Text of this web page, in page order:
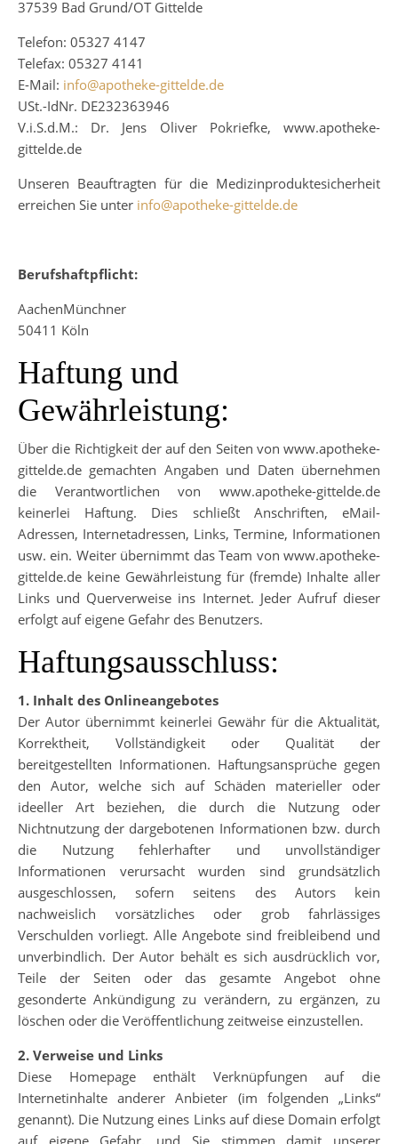
37539 Bad Grund/OT Gittelde
Telefon: 05327 4147
Telefax: 05327 4141
E-Mail: info@apotheke-gittelde.de
USt.-IdNr. DE232363946
V.i.S.d.M.: Dr. Jens Oliver Pokriefke, www.apotheke-
gittelde.de
Unseren Beauftragten für die Medizinproduktesicherheit
erreichen Sie unter info@apotheke-gittelde.de
Berufshaftpflicht:
AachenMünchner
50411 Köln
Haftung und
Gewährleistung:
Über die Richtigkeit der auf den Seiten von www.apotheke-
gittelde.de gemachten Angaben und Daten übernehmen
die Verantwortlichen von www.apotheke-gittelde.de
keinerlei Haftung. Dies schließt Anschriften, eMail-
Adressen, Internetadressen, Links, Termine, Informationen
usw. ein. Weiter übernimmt das Team von www.apotheke-
gittelde.de keine Gewährleistung für (fremde) Inhalte aller
Links und Querverweise ins Internet. Jeder Aufruf dieser
erfolgt auf eigene Gefahr des Benutzers.
Haftungsausschluss:
1. Inhalt des Onlineangebotes
Der Autor übernimmt keinerlei Gewähr für die Aktualität,
Korrektheit, Vollständigkeit oder Qualität der
bereitgestellten Informationen. Haftungsansprüche gegen
den Autor, welche sich auf Schäden materieller oder
ideeller Art beziehen, die durch die Nutzung oder
Nichtnutzung der dargebotenen Informationen bzw. durch
die Nutzung fehlerhafter und unvollständiger
Informationen verursacht wurden sind grundsätzlich
ausgeschlossen, sofern seitens des Autors kein
nachweislich vorsätzliches oder grob fahrlässiges
Verschulden vorliegt. Alle Angebote sind freibleibend und
unverbindlich. Der Autor behält es sich ausdrücklich vor,
Teile der Seiten oder das gesamte Angebot ohne
gesonderte Ankündigung zu verändern, zu ergänzen, zu
löschen oder die Veröffentlichung zeitweise einzustellen.
2. Verweise und Links
Diese Homepage enthält Verknüpfungen auf die
Internetinhalte anderer Anbieter (im folgenden „Links“
genannt). Die Nutzung eines Links auf diese Domain erfolgt
auf eigene Gefahr, und Sie stimmen damit unserer